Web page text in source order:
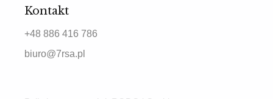
Kontakt
+48 886 416 786
biuro@7rsa.pl